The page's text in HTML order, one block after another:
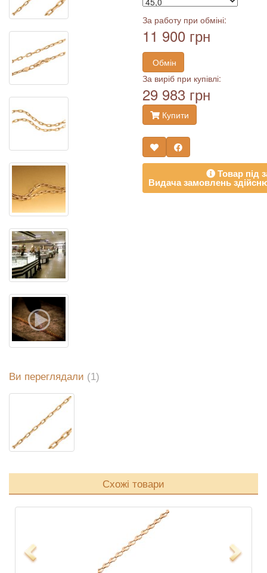
За работу при обміні:
11 900 грн
Обмін
За виріб при купівлі:
29 983 грн
Купити
Товар під
Видача замовлень
Ви переглядали (1)
Схожі товари
Previous Next